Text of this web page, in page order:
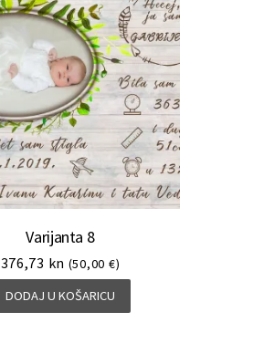
Varijanta 8
376,73 kn (50,00 €)
DODAJ U KOŠARICU